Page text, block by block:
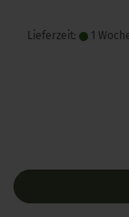
Lieferzeit: 1